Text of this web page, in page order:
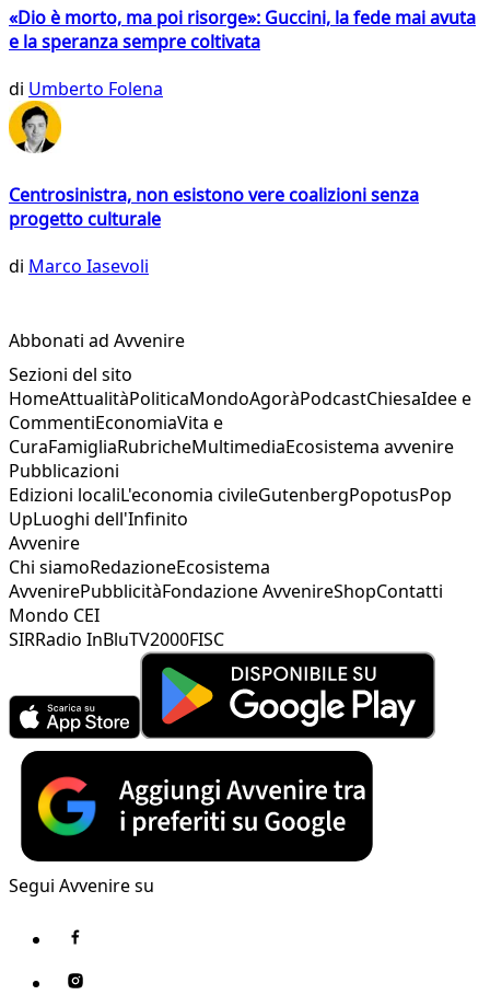
«Dio è morto, ma poi risorge»: Guccini, la fede mai avuta
e la speranza sempre coltivata
di Umberto Folena
Centrosinistra, non esistono vere coalizioni senza
progetto culturale
di Marco Iasevoli
Abbonati ad Avvenire
Sezioni del sito
HomeAttualitàPoliticaMondoAgoràPodcastChiesaIdee e
CommentiEconomiaVita e
CuraFamigliaRubricheMultimediaEcosistema avvenire
Pubblicazioni
Edizioni localiL'economia civileGutenbergPopotusPop
UpLuoghi dell'Infinito
Avvenire
Chi siamoRedazioneEcosistema
AvvenirePubblicitàFondazione AvvenireShopContatti
Mondo CEI
SIRRadio InBluTV2000FISC
Segui Avvenire su